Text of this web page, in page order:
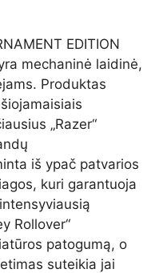
EDITION
mechaninė laidinė,
Produktas
„Razer“
iš ypač patvarios
kuri garantuoja
Rollover“
patogumą, o
suteikia jai